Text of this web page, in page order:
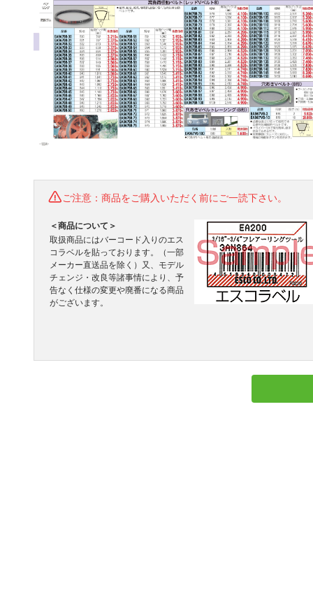
ご注意：商品をご購入いただく前にご一読下さい。
＜商品について＞
取扱商品にはバーコード入りのエス
コラベルを貼っております。（一部
メーカー直送品を除く）又、モデル
チェンジ・改良等諸事情により、予
告なく仕様の変更や廃番になる商品
がございます。